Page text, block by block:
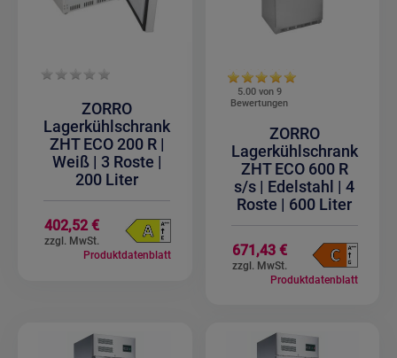
ZORRO
Lagerkühlschrank
ZHT ECO 200 R |
Weiß | 3 Roste |
200 Liter
402,52 €
Produktdatenblatt
5.00 von 9
Bewertungen
ZORRO
Lagerkühlschrank
ZHT ECO 600 R
s/s | Edelstahl | 4
Roste | 600 Liter
671,43 €
Produktdatenblatt